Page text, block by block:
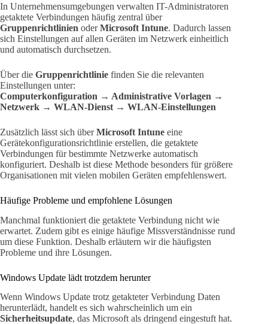
In Unternehmensumgebungen verwalten IT-Administratoren
getaktete Verbindungen häufig zentral über
Gruppenrichtlinien oderMicrosoft Intune. Dadurch lassen
sich Einstellungen auf allen Geräten im Netzwerk einheitlich
und automatisch durchsetzen.
Über die Gruppenrichtlinie finden Sie die relevanten
Einstellungen unter:
Computerkonfiguration → Administrative Vorlagen →
Netzwerk → WLAN-Dienst → WLAN-Einstellungen
Zusätzlich lässt sich überMicrosoft Intune eine
Gerätekonfigurationsrichtlinie erstellen, die getaktete
Verbindungen für bestimmte Netzwerke automatisch
konfiguriert. Deshalb ist diese Methode besonders für größere
Organisationen mit vielen mobilen Geräten empfehlenswert.
Häufige Probleme und empfohlene Lösungen
Manchmal funktioniert die getaktete Verbindung nicht wie
erwartet. Zudem gibt es einige häufige Missverständnisse rund
um diese Funktion. Deshalb erläutern wir die häufigsten
Probleme und ihre Lösungen.
Windows Update lädt trotzdem herunter
Wenn Windows Update trotz getakteter Verbindung Daten
herunterlädt, handelt es sich wahrscheinlich um ein
Sicherheitsupdate, das Microsoft als dringend eingestuft hat.